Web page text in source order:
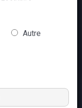
Autre